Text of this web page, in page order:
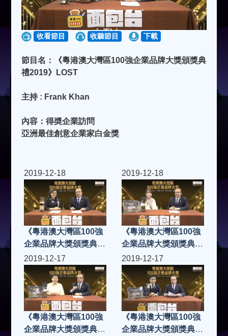
收看節目 收聽節目 下載
節目名：《粵港澳大灣區100強企業品牌大獎頒獎典
禮2019》LOST
主持 : Frank Khan
內容：得奬企業訪問
亞洲最佳創意企業家白金獎
2019-12-18
《粵港澳大灣區100強
企業品牌大獎頒獎典禮
2019》Power Sam
Force
2019-12-18
《粵港澳大灣區100強
企業品牌大獎頒獎典禮
2019》miio skin
2019-12-17
《粵港澳大灣區100強
企業品牌大獎頒獎典禮
2019-12-17
《粵港澳大灣區100強
企業品牌大獎頒獎典禮